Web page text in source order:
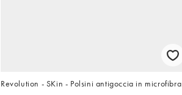
Revolution - SKin - Polsini antigoccia in microfibra